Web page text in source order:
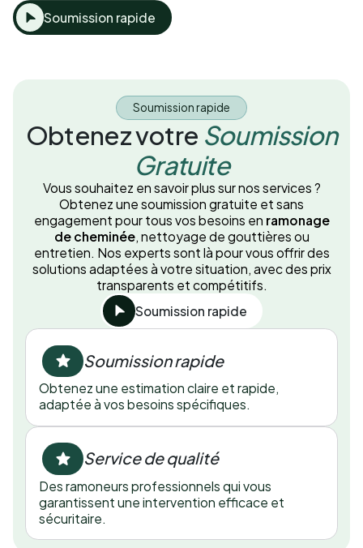
Soumission rapide
Soumission rapide
Obtenez votre Soumission
Gratuite
Vous souhaitez en savoir plus sur nos services ?
Obtenez une soumission gratuite et sans
engagement pour tous vos besoins en ramonage
de cheminée, nettoyage de gouttières ou
entretien. Nos experts sont là pour vous offrir des
solutions adaptées à votre situation, avec des prix
transparents et compétitifs.
Soumission rapide
Soumission rapide
Obtenez une estimation claire et rapide,
adaptée à vos besoins spécifiques.
Service de qualité
Des ramoneurs professionnels qui vous
garantissent une intervention efficace et
sécuritaire.